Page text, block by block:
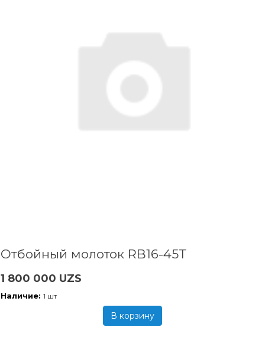
Отбойный молоток RB16-45T
1 800 000 UZS
Наличие: 1 шт
В корзину